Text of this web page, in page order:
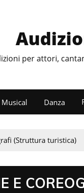
per attori,
Musical Danza
(Struttura turistica)
E